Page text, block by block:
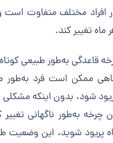
در افراد مختلف متفاوت
ماه تغییر کند.
قاعدگی به‌طور طبیعی
ممکن است فرد به‌طور
شود، بدون اینکه
چرخه به‌طور ناگهانی
پریود شوید، این وضعیت